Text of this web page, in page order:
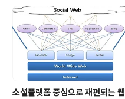
소셜플랫폼 중심으로 재편되는 웹